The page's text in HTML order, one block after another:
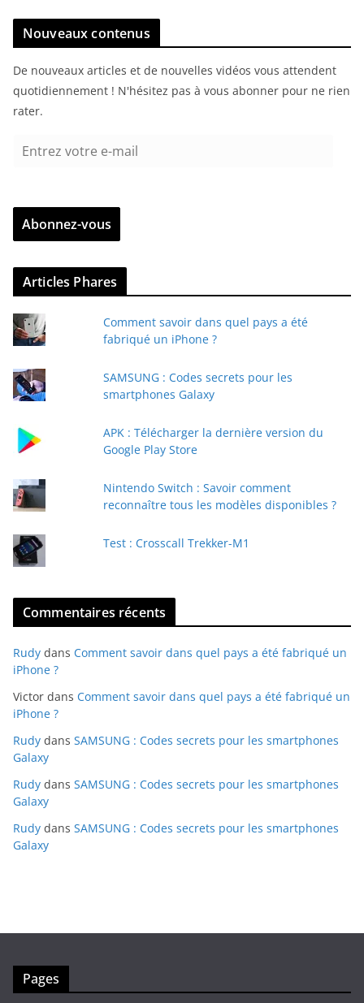
Nouveaux contenus
De nouveaux articles et de nouvelles vidéos vous attendent
quotidiennement ! N'hésitez pas à vous abonner pour ne rien
rater.
r
z
v
r
e
e
-
a
Abonnez-vous
Articles Phares
Comment savoir dans quel pays a été
fabriqué un iPhone ?
SAMSUNG : Codes secrets pour les
smartphones Galaxy
APK : Télécharger la dernière version du
Google Play Store
Nintendo Switch : Savoir comment
reconnaître tous les modèles disponibles ?
Test : Crosscall Trekker-M1
Commentaires récents
Rudy dans Comment savoir dans quel pays a été fabriqué un
iPhone ?
Victor dans Comment savoir dans quel pays a été fabriqué un
iPhone ?
Rudy dans SAMSUNG : Codes secrets pour les smartphones
Galaxy
Rudy dans SAMSUNG : Codes secrets pour les smartphones
Galaxy
Rudy dans SAMSUNG : Codes secrets pour les smartphones
Galaxy
Pages